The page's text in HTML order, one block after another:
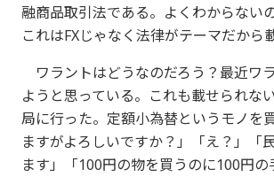
融商品取引法である。よくわからない
これはFXじゃなく法律がテーマだから
ワラントはどうなのだろう？最近ワ
ようと思っている。これも載せられな
局に行った。定額小為替というモノを
ますがよろしいですか？」「え？」「
ます」「100円の物を買うのに100円